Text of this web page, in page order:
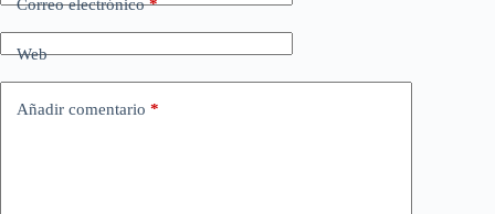
Correo electrónico*
Web
Añadir comentario *